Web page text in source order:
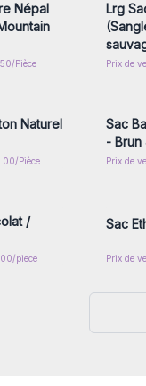
Népal
Pièce
Lrg
Prix de
Naturel
Pièce
Sac
- Brun
Prix de
/
piece
Sac
Prix de